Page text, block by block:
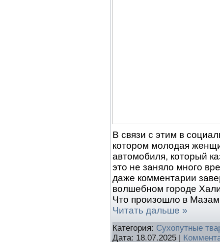
В связи с этим в
котором молодая
автомобиля, который
это не заняло много
даже комментарии
волшебном городе
Что произошло в
Читать дальше »
Категория: Сухопутные
Дата: 18.07.2025